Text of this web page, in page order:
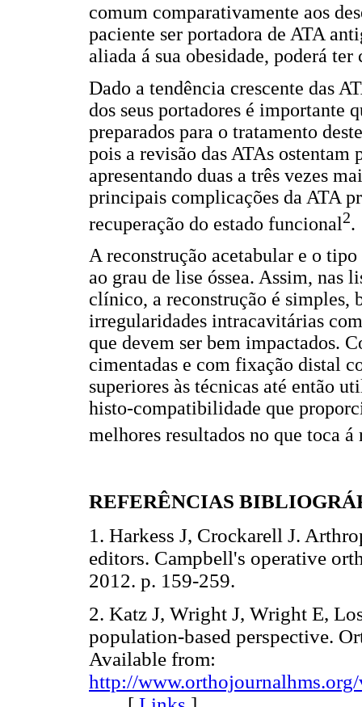
comum comparativamente aos
paciente ser portadora de ATA
aliada á sua obesidade, poderá
Dado a tendência crescente das
dos seus portadores é importante
preparados para o tratamento
pois a revisão das ATAs
apresentando duas a três vezes
principais complicações da ATA
recuperação do estado funcional2.
A reconstrução acetabular e o
ao grau de lise óssea. Assim, nas
clínico, a reconstrução é simples,
irregularidades intracavitárias
que devem ser bem impactados.
cimentadas e com fixação distal
superiores às técnicas até então
histo-compatibilidade que
melhores resultados no que toca
REFERÊNCIAS
1. Harkess J, Crockarell J.
editors. Campbell's operative
2012. p. 159-259.
2. Katz J, Wright J, Wright E,
population-based perspective.
Available from:
http://